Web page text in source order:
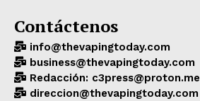
Contáctenos
info@thevapingtoday.com
business@thevapingtoday.com
Redacción: c3press@proton.me
direccion@thevapingtoday.com